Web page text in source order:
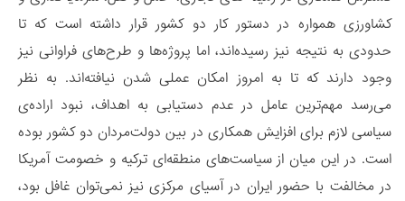
کشاورزی همواره در دستور کار دو کشور قرار داشته است که تا
حدودی به نتیجه نیز رسیده‌اند، اما پروژه‌ها و طرح‌های فراوانی نیز
وجود دارند که تا به امروز امکان عملی شدن نیافته‌اند. به نظر
می‌رسد مهم‌ترین عامل در عدم دستیابی به اهداف، نبود اراده‌ی
سیاسی لازم برای افزایش همکاری در بین دولت‌مردان دو کشور بوده
است. در این میان از سیاست‌های منطقه‌ای ترکیه و خصومت آمریکا
در مخالفت با حضور ایران در آسیای مرکزی نیز نمی‌توان غافل بود،